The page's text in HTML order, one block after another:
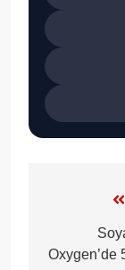
Oxygen’de